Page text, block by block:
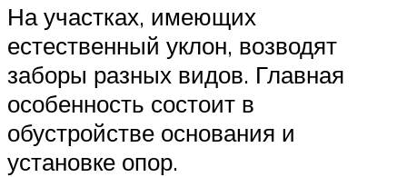
На участках, имеющих
естественный уклон, возводят
заборы разных видов. Главная
особенность состоит в
обустройстве основания и
установке опор.